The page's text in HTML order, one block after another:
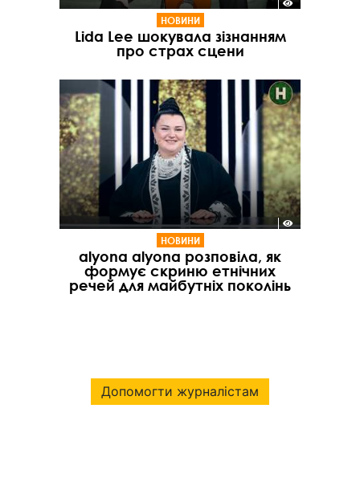
НОВИНИ
Lida Lee шокувала зізнанням
про страх сцени
НОВИНИ
alyona alyona розповіла, як
формує скриню етнічних
речей для майбутніх поколінь
Допомогти журналістам